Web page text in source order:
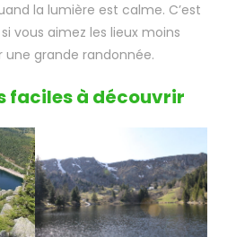
la lumière est calme. C’est
vous aimez les lieux moins
une grande randonnée.
faciles à découvrir